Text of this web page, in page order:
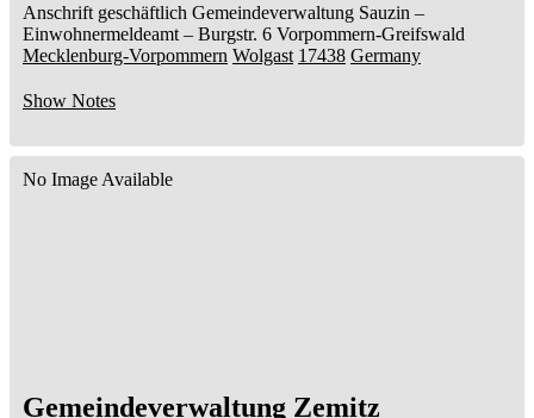
Anschrift geschäftlich Gemeindeverwaltung Sauzin –
Einwohnermeldeamt – Burgstr. 6 Vorpommern-Greifswald
Mecklenburg-Vorpommern Wolgast 17438 Germany
Show Notes
No Image Available
Gemeindeverwaltung Zemitz